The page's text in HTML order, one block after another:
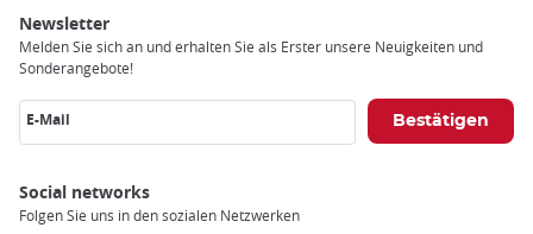
Newsletter
Melden Sie sich an und erhalten Sie als Erster unsere Neuigkeiten und
Sonderangebote!
E-Mail
Social networks
Folgen Sie uns in den sozialen Netzwerken